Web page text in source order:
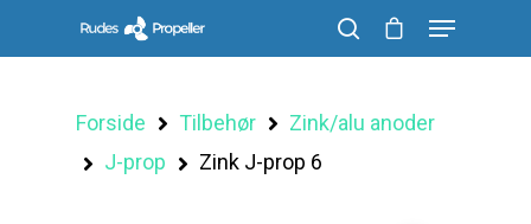
Forside Tilbehør
Zink/alu anoder
J-prop
Zink J-prop 6